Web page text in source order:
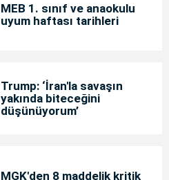
MEB 1. sınıf ve anaokulu
uyum haftası tarihleri
Trump: ‘İran'la savaşın
yakında biteceğini
düşünüyorum’
MGK'den 8 maddelik kritik